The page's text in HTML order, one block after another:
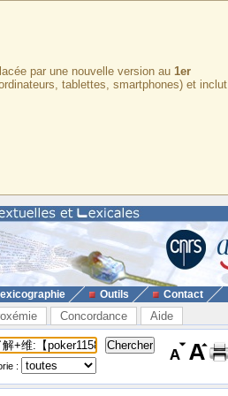
par une nouvelle version au 1er
tablettes, smartphones) et inclut
Outils Contact
Concordance Aide
: